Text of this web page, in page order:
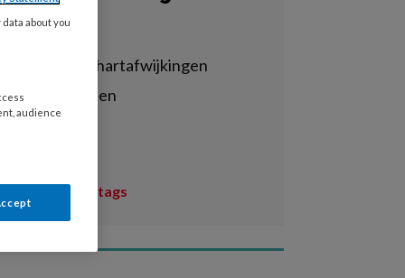
aangeboren hartafwijkingen
acuut hartfalen
Toon meer tags
about you
audience